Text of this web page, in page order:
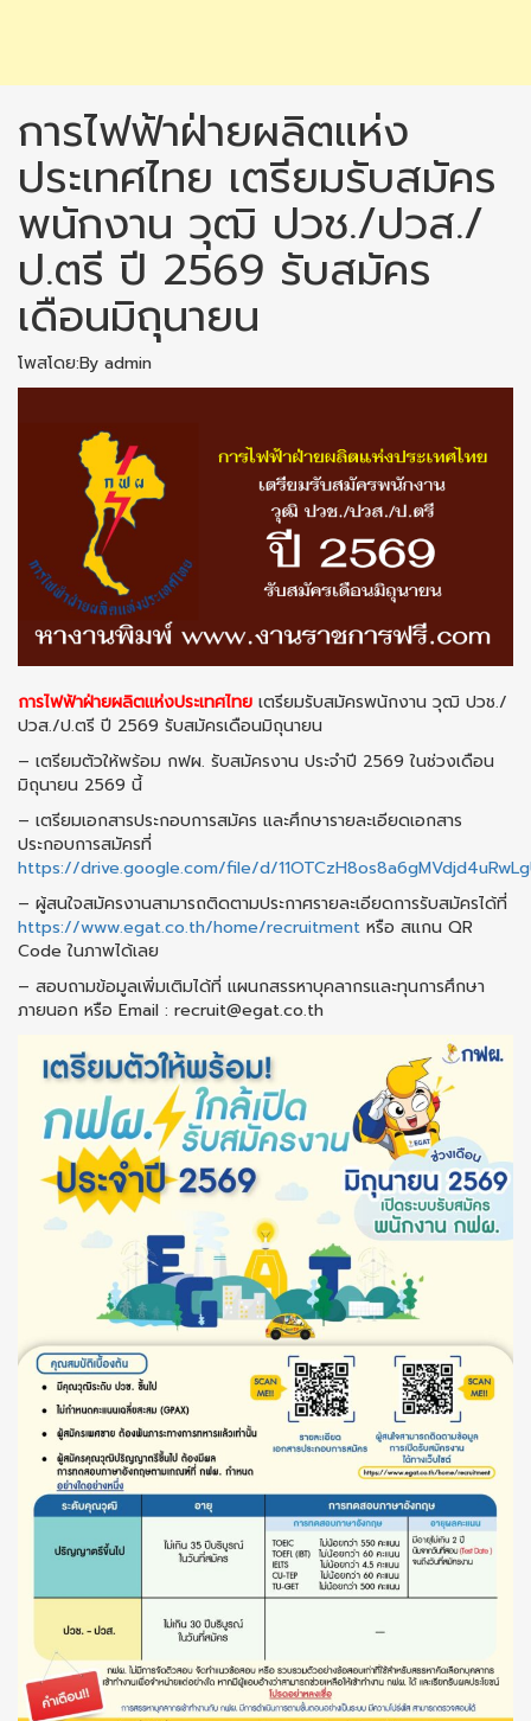
การไฟฟ้าฝ่ายผลิตแห่ง
ประเทศไทย เตรียมรับสมัคร
พนักงาน วุฒิ ปวช./ปวส./
ป.ตรี ปี 2569 รับสมัคร
เดือนมิถุนายน
โพสโดย:By admin
การไฟฟ้าฝ่ายผลิตแห่งประเทศไทย เตรียมรับสมัครพนักงาน วุฒิ ปวช./
ปวส./ป.ตรี ปี 2569 รับสมัครเดือนมิถุนายน
– เตรียมตัวให้พร้อม กฟผ. รับสมัครงาน ประจำปี 2569 ในช่วงเดือน
มิถุนายน 2569 นี้
– เตรียมเอกสารประกอบการสมัคร และศึกษารายละเอียดเอกสาร
ประกอบการสมัครที่
https://drive.google.com/file/d/
– ผู้สนใจสมัครงานสามารถติดตามประกาศรายละเอียดการรับสมัครได้ที่
https://www.egat.co.th/home/recruitment หรือ สแกน QR
Code ในภาพได้เลย
– สอบถามข้อมูลเพิ่มเติมได้ที่ แผนกสรรหาบุคลากรและทุนการศึกษา
ภายนอก หรือ Email : recruit@egat.co.th